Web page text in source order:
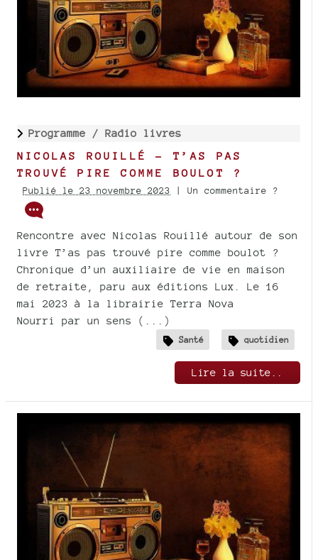
Programme / Radio livres
NICOLAS ROUILLÉ - T’AS PAS
TROUVÉ PIRE COMME BOULOT ?
Publié le 23 novembre 2023 | Un commentaire ?
Rencontre avec Nicolas Rouillé autour de son
livre T’as pas trouvé pire comme boulot ?
Chronique d’un auxiliaire de vie en maison
de retraite, paru aux éditions Lux. Le 16
mai 2023 à la librairie Terra Nova
Nourri par un sens (...)
Santé quotidien
Lire la suite..